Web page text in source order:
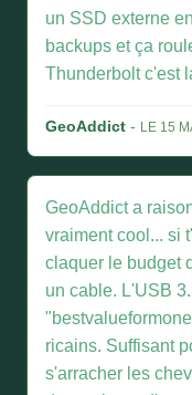
un SSD externe
backups et ça
Thunderbolt c'est
GeoAddict - LE 15
GeoAddict a
vraiment cool... si
claquer le budget
un cable. L'USB
ricains. Suffisant
s'arracher les